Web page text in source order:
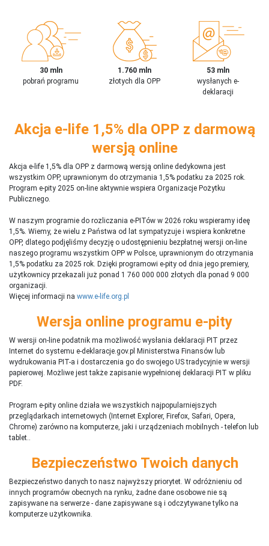
30 mln
pobrań programu
1.760 mln
złotych dla OPP
53 mln
wysłanych e-
deklaracji
Akcja e-life 1,5% dla OPP z darmową
wersją online
Akcja e-life 1,5% dla OPP z darmową wersją online dedykowna jest
wszystkim OPP, uprawnionym do otrzymania 1,5% podatku za 2025 rok.
Program e-pity 2025 on-line aktywnie wspiera Organizacje Pożytku
Publicznego.
W naszym programie do rozliczania e-PITów w 2026 roku wspieramy ideę
1,5%. Wiemy, że wielu z Państwa od lat sympatyzuje i wspiera konkretne
OPP, dlatego podjęliśmy decyzję o udostępnieniu bezpłatnej wersji on-line
naszego programu wszystkim OPP w Polsce, uprawnionym do otrzymania
1,5% podatku za 2025 rok. Dzięki programowi e-pity od dnia jego premiery,
użytkownicy przekazali już ponad 1 760 000 000 złotych dla ponad 9 000
organizacji.
Więcej informacji na www.e-life.org.pl
Wersja online programu e-pity
W wersji on-line podatnik ma możliwość wysłania deklaracji PIT przez
Internet do systemu e-deklaracje.gov.pl Ministerstwa Finansów lub
wydrukowania PIT-a i dostarczenia go do swojego US tradycyjnie w wersji
papierowej. Możliwe jest także zapisanie wypełnionej deklaracji PIT w pliku
PDF.
Program e-pity online działa we wszystkich najpopularniejszych
przeglądarkach internetowych (Internet Explorer, Firefox, Safari, Opera,
Chrome) zarówno na komputerze, jaki i urządzeniach mobilnych - telefon lub
tablet..
Bezpieczeństwo Twoich danych
Bezpieczeństwo danych to nasz najwyższy priorytet. W odróżnieniu od
innych programów obecnych na rynku, żadne dane osobowe nie są
zapisywane na serwerze - dane zapisywane są i odczytywane tylko na
komputerze użytkownika.